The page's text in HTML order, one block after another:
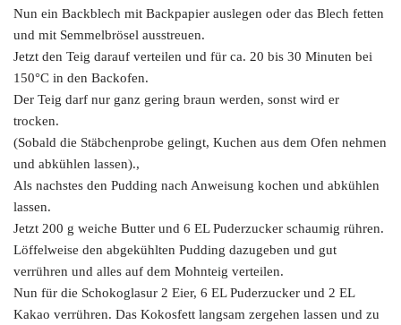
Nun ein Backblech mit Backpapier auslegen oder das Blech fetten
und mit Semmelbrösel ausstreuen.
Jetzt den Teig darauf verteilen und für ca. 20 bis 30 Minuten bei
150°C in den Backofen.
Der Teig darf nur ganz gering braun werden, sonst wird er
trocken.
(Sobald die Stäbchenprobe gelingt, Kuchen aus dem Ofen nehmen
und abkühlen lassen).,
Als nachstes den Pudding nach Anweisung kochen und abkühlen
lassen.
Jetzt 200 g weiche Butter und 6 EL Puderzucker schaumig rühren.
Löffelweise den abgekühlten Pudding dazugeben und gut
verrühren und alles auf dem Mohnteig verteilen.
Nun für die Schokoglasur 2 Eier, 6 EL Puderzucker und 2 EL
Kakao verrühren. Das Kokosfett langsam zergehen lassen und zu